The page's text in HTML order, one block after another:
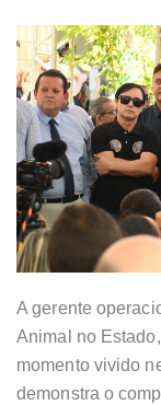
A gerente
Animal no
momento vivido
demonstra o